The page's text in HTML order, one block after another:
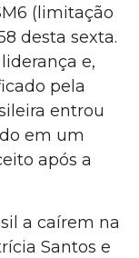
(limitação
desta sexta.
e,
pela
entrou
em um
após a
a caírem na
Santos e